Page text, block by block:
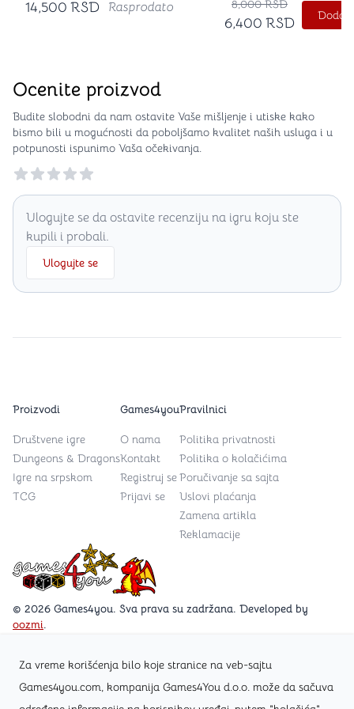
Za vreme korišćenja bilo koje stranice na veb-sajtu
Games4you.com, kompanija Games4You d.o.o. može da sačuva
14,500 RSD Rasprodato 8,000 RSD
6,400 RSD
Ocenite proizvod
Budite slobodni da nam ostavite Vaše mišljenje i utiske kako
bismo bili u mogućnosti da poboljšamo kvalitet naših usluga i u
potpunosti ispunimo Vaša očekivanja.
Reviews
Ulogujte se da ostavite recenziju na igru koju ste
kupili i probali.
Ulogujte se
Games4you logo
© 2026 Games4you. Sva prava su zadržana. Developed by
oozmi.
Posetite Facebook stranicu /Games4you.rs
Proizvodi
Društvene igre
Dungeons & Dragons
Igre na srpskom
TCG
Games4you
O nama
Kontakt
Registruj se
Prijavi se
Pravilnici
Politika privatnosti
Politika o kolačićima
Poručivanje sa sajta
Uslovi plaćanja
Zamena artikla
Reklamacije